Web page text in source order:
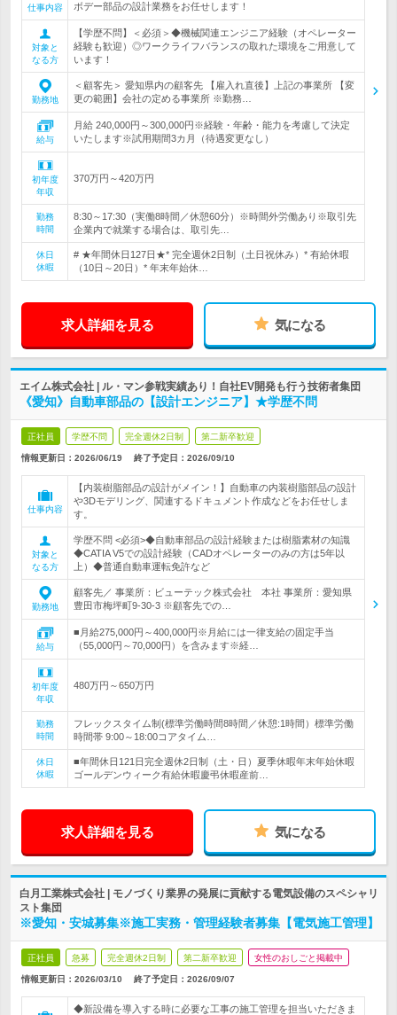
仕事内容
ボデー部品の設計業務をお任せします！
対象と
なる方
【学歴不問】＜必須＞◆機械関連エンジニア経験（オペレーター
経験も歓迎）◎ワークライフバランスの取れた環境をご用意して
います！
勤務地
＜顧客先＞ 愛知県内の顧客先 【雇入れ直後】上記の事業所 【変
更の範囲】会社の定める事業所 ※勤務…
給与
月給 240,000円～300,000円※経験・年齢・能力を考慮して決定
いたします※試用期間3カ月（待遇変更なし）
初年度
年収
370万円～420万円
勤務
時間
8:30～17:30（実働8時間／休憩60分）※時間外労働あり※取引先
企業内で就業する場合は、取引先…
休日
休暇
# ★年間休日127日★* 完全週休2日制（土日祝休み）* 有給休暇
（10日～20日）* 年末年始休…
求人詳細を見る 気になる
エイム株式会社 | ル・マン参戦実績あり！自社EV開発も行う技術者集団
《愛知》自動車部品の【設計エンジニア】★学歴不問
正社員 学歴不問 完全週休2日制 第二新卒歓迎
情報更新日：2026/06/19 終了予定日： 2026/09/10
仕事内容
【内装樹脂部品の設計がメイン！】自動車の内装樹脂部品の設計
や3Dモデリング、関連するドキュメント作成などをお任せしま
す。
対象と
なる方
学歴不問 <必須>◆自動車部品の設計経験または樹脂素材の知識
◆CATIA V5での設計経験（CADオペレーターのみの方は5年以
上）◆普通自動車運転免許など
勤務地
顧客先／ 事業所：ビューテック株式会社 本社 事業所：愛知県
豊田市梅坪町9-30-3 ※顧客先での…
給与
■月給275,000円～400,000円※月給には一律支給の固定手当
（55,000円～70,000円）を含みます※経…
初年度
年収
480万円～650万円
勤務
時間
フレックスタイム制(標準労働時間8時間／休憩:1時間）標準労働
時間帯 9:00～18:00コアタイム…
休日
休暇
■年間休日121日完全週休2日制（土・日）夏季休暇年末年始休暇
ゴールデンウィーク有給休暇慶弔休暇産前…
求人詳細を見る 気になる
白月工業株式会社 | モノづくり業界の発展に貢献する電気設備のスペシャリ
スト集団
※愛知・安城募集※施工実務・管理経験者募集【電気施工管理】
正社員 急募 完全週休2日制 第二新卒歓迎 女性のおしごと掲載中
情報更新日：2026/03/10 終了予定日： 2026/09/07
◆新設備を導入する時に必要な工事の施工管理を担当いただきま